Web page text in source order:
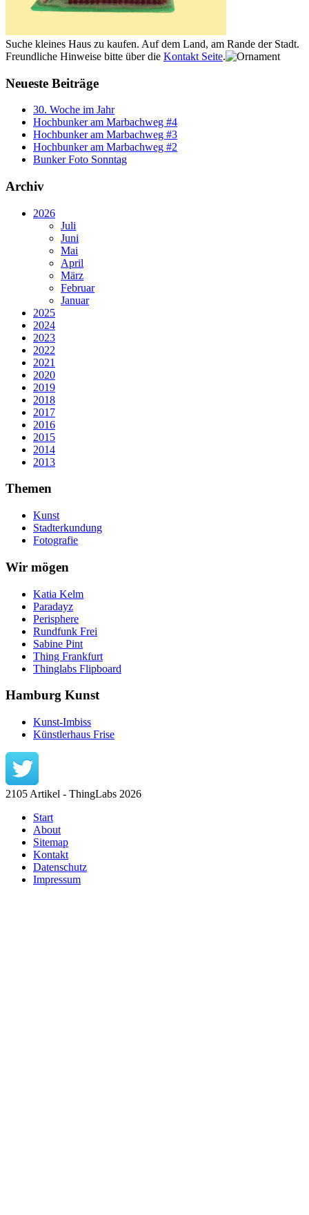
Suche kleines Haus zu kaufen. Auf dem Land, am Rande der Stadt.
Freundliche Hinweise bitte über die Kontakt Seite.
Neueste Beiträge
30. Woche im Jahr
Hochbunker am Marbachweg #4
Hochbunker am Marbachweg #3
Hochbunker am Marbachweg #2
Bunker Foto Sonntag
Archiv
2026
Juli
Juni
Mai
April
März
Februar
Januar
2025
2024
2023
2022
2021
2020
2019
2018
2017
2016
2015
2014
2013
Themen
Kunst
Stadterkundung
Fotografie
Wir mögen
Katia Kelm
Paradayz
Perisphere
Rundfunk Frei
Sabine Pint
Thing Frankfurt
Thinglabs Flipboard
Hamburg Kunst
Kunst-Imbiss
Künstlerhaus Frise
2105 Artikel - ThingLabs 2026
Start
About
Sitemap
Kontakt
Datenschutz
Impressum